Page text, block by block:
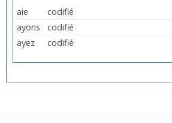
aie
codifié
ayons
codifié
ayez
codifié